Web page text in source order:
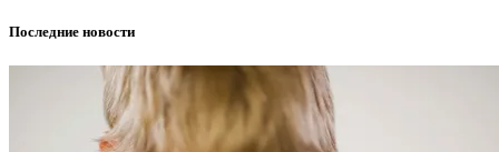
Последние новости